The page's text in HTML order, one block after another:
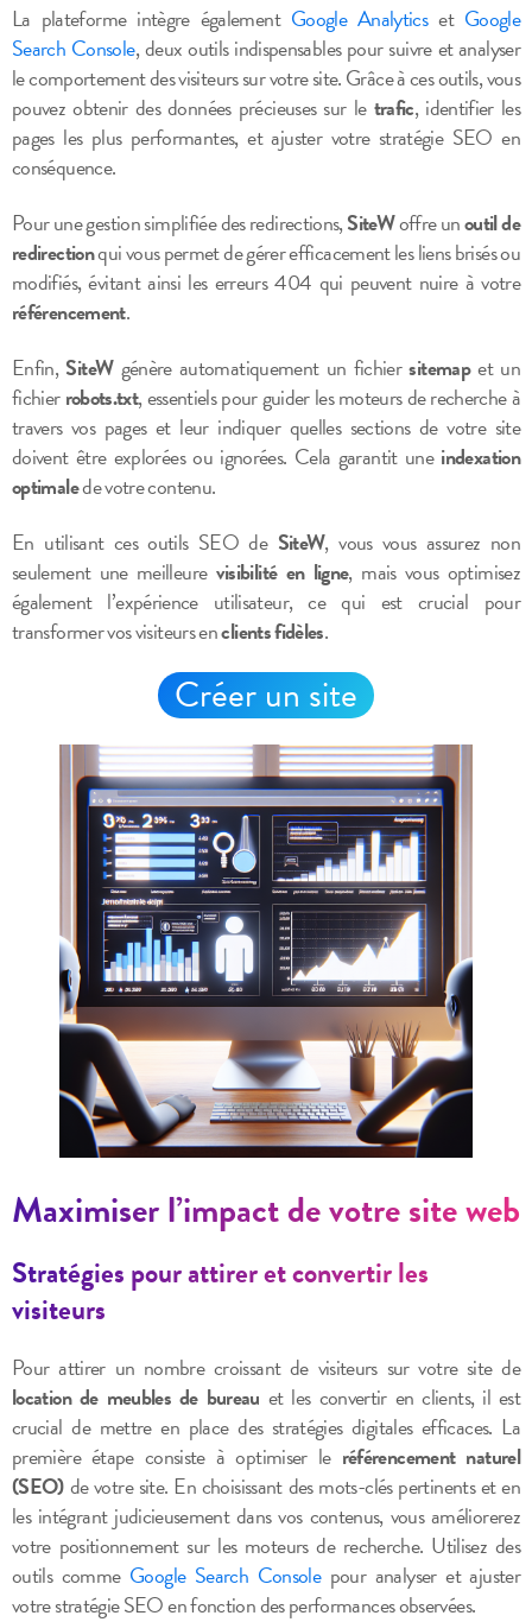
La plateforme intègre également Google Analyticset Google
Search Console, deux outils indispensables pour suivre et analyser
le comportement des visiteurs sur votre site. Grâce à ces outils, vous
pouvez obtenir des données précieuses sur le trafic, identifier les
pages les plus performantes, et ajuster votre stratégie SEO en
conséquence.
Pour une gestion simplifiée des redirections,SiteWoffre unoutil de
redirectionqui vous permet de gérer efficacement les liens brisés ou
modifiés, évitant ainsi les erreurs 404 qui peuvent nuire à votre
référencement.
Enfin, SiteWgénère automatiquement un fichiersitemapet un
fichierrobots.txt, essentiels pour guider les moteurs de recherche à
travers vos pages et leur indiquer quelles sections de votre site
doivent être explorées ou ignorées. Cela garantit une indexation
optimalede votre contenu.
En utilisant ces outils SEO de SiteW, vous vous assurez non
seulement une meilleure visibilité en ligne, mais vous optimisez
également l’expérience utilisateur, ce qui est crucial pour
transformer vos visiteurs enclients fidèles.
Créer un site
Maximiser l’impact de votre site web
Stratégies pour attirer et convertir les
visiteurs
Pour attirer un nombre croissant de visiteurs sur votre site de
location de meubles de bureau et les convertir en clients, il est
crucial de mettre en place des stratégies digitales efficaces. La
première étape consiste à optimiser le référencement naturel
(SEO)de votre site. En choisissant des mots-clés pertinents et en
les intégrant judicieusement dans vos contenus, vous améliorerez
votre positionnement sur les moteurs de recherche. Utilisez des
outils comme Google Search Consolepour analyser et ajuster
votre stratégie SEO en fonction des performances observées.